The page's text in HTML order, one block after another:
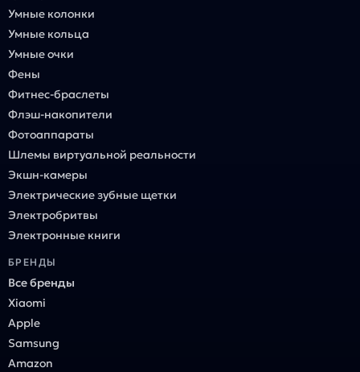
Умные колонки
Умные кольца
Умные очки
Фены
Фитнес-браслеты
Флэш-накопители
Фотоаппараты
Шлемы виртуальной реальности
Экшн-камеры
Электрические зубные щетки
Электробритвы
Электронные книги
БРЕНДЫ
Все бренды
Xiaomi
Apple
Samsung
Amazon